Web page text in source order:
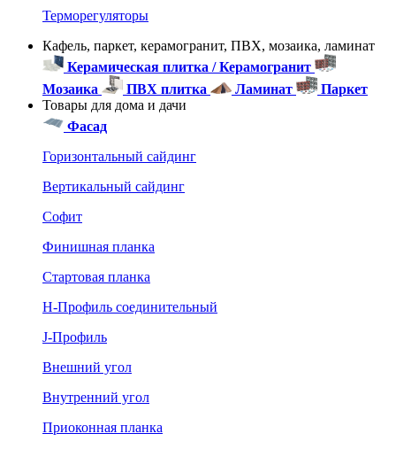
Терморегуляторы
Кафель, паркет, керамогранит, ПВХ, мозаика, ламинат
Керамическая плитка / Керамогранит
Мозаика
ПВХ плитка Ламинат
Паркет
Товары для дома и дачи
Фасад
Горизонтальный сайдинг
Вертикальный сайдинг
Софит
Финишная планка
Стартовая планка
Н-Профиль соединительный
J-Профиль
Внешний угол
Внутренний угол
Приоконная планка